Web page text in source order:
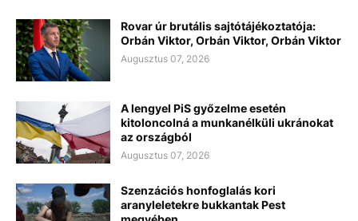
Rovar úr brutális sajtótájékoztatója:
Orbán Viktor, Orbán Viktor, Orbán Viktor
Augusztus 07, 2026
A lengyel PiS győzelme esetén
kitoloncolná a munkanélküli ukránokat
az országból
Augusztus 07, 2026
Szenzációs honfoglalás kori
aranyleletekre bukkantak Pest